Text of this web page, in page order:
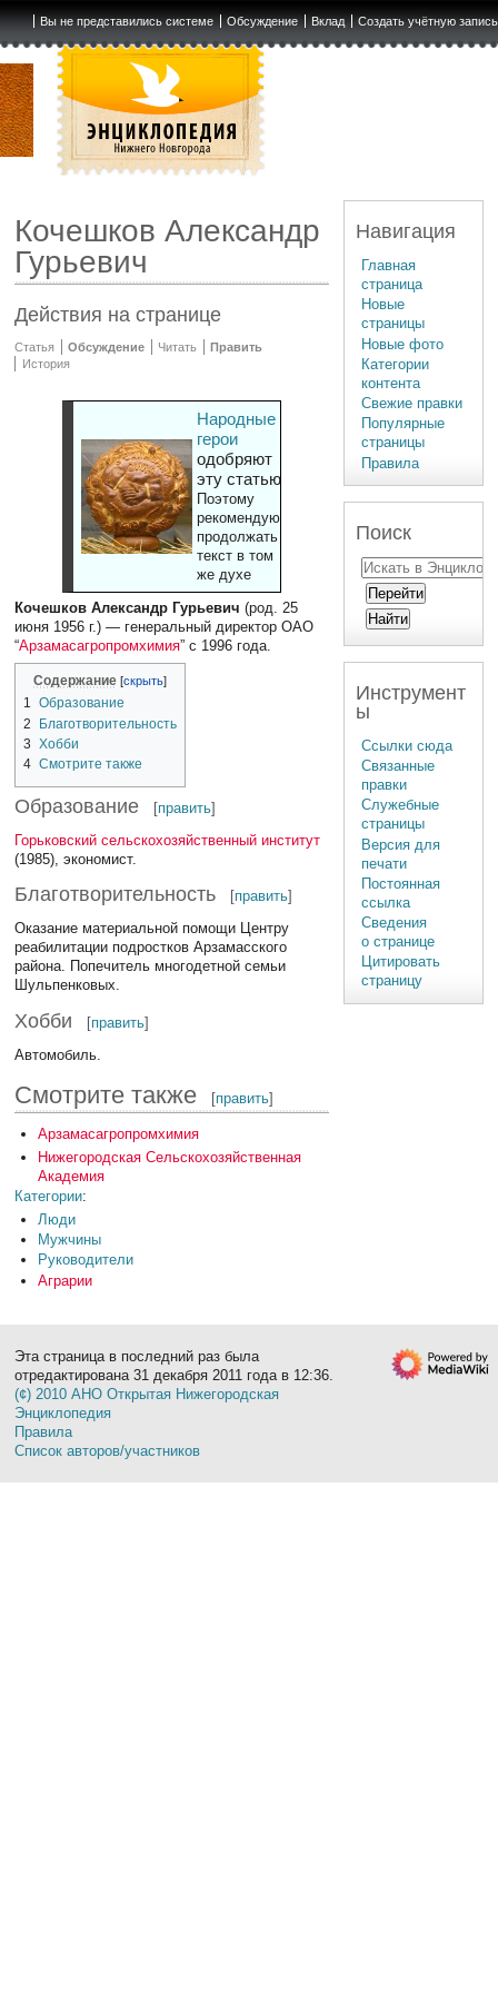
Вы не представились системе Обсуждение Вклад Создать учётную запись
Кочешков Александр
Гурьевич
Действия на странице
Статья Обсуждение Читать
Править
История
Народные
герои
одобряют
эту статью
Поэтому
рекомендуют
продолжать
текст в том
же духе
Кочешков Александр Гурьевич (род. 25
июня 1956 г.) — генеральный директор ОАО
“Арзамасагропромхимия” с 1996 года.
Содержание
1
Образование
2
Благотворительность
3
Хобби
4 Смотрите также
Образование [править]
Горьковский сельскохозяйственный институт
(1985), экономист.
Благотворительность [править]
Оказание материальной помощи Центру
реабилитации подростков Арзамасского
района. Попечитель многодетной семьи
Шульпенковых.
Хобби [править]
Автомобиль.
Смотрите также [править]
Арзамасагропромхимия
Нижегородская Сельскохозяйственная
Академия
Категории:
Люди
Мужчины
Руководители
Аграрии
Навигация
Главная
страница
Новые
страницы
Новые фото
Категории
контента
Свежие правки
Популярные
страницы
Правила
Поиск
Инструмент
ы
Ссылки сюда
Связанные
правки
Служебные
страницы
Версия для
печати
Постоянная
ссылка
Сведения
о странице
Цитировать
страницу
Эта страница в последний раз была
отредактирована 31 декабря 2011 года в 12:36.
(¢) 2010 АНО Открытая Нижегородская
Энциклопедия
Правила
Список авторов/участников